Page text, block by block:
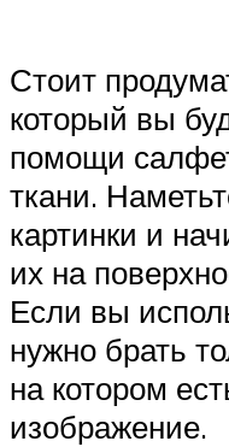
Стоит
который вы
помощи
ткани.
картинки и
их на
Если вы
нужно брать
на котором
изображение.